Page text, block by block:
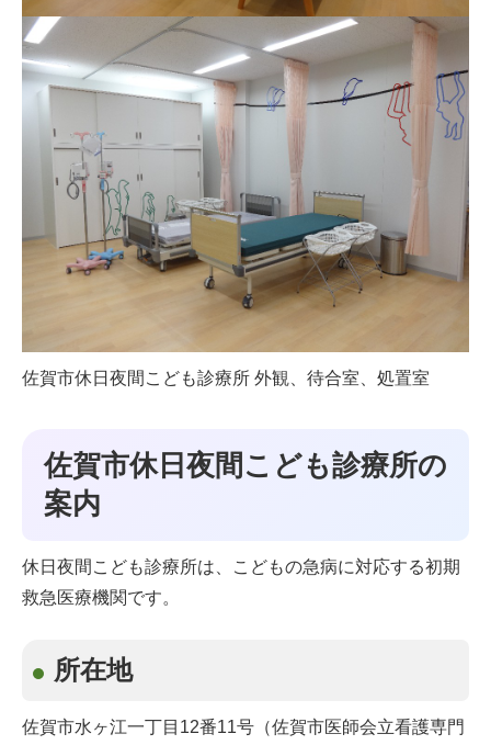
佐賀市休日夜間こども診療所 外観、待合室、処置室
佐賀市休日夜間こども診療所の
案内
休日夜間こども診療所は、こどもの急病に対応する初期
救急医療機関です。
所在地
佐賀市水ヶ江一丁目12番11号（佐賀市医師会立看護専門